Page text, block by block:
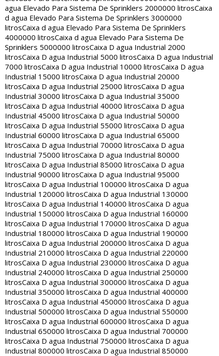
agua Elevado Para Sistema De Sprinklers 2000000 litrosCaixa
d agua Elevado Para Sistema De Sprinklers 3000000
litrosCaixa d agua Elevado Para Sistema De Sprinklers
4000000 litrosCaixa d agua Elevado Para Sistema De
Sprinklers 5000000 litrosCaixa D agua Industrial 2000
litrosCaixa D agua Industrial 5000 litrosCaixa D agua Industrial
7000 litrosCaixa D agua Industrial 10000 litrosCaixa D agua
Industrial 15000 litrosCaixa D agua Industrial 20000
litrosCaixa D agua Industrial 25000 litrosCaixa D agua
Industrial 30000 litrosCaixa D agua Industrial 35000
litrosCaixa D agua Industrial 40000 litrosCaixa D agua
Industrial 45000 litrosCaixa D agua Industrial 50000
litrosCaixa D agua Industrial 55000 litrosCaixa D agua
Industrial 60000 litrosCaixa D agua Industrial 65000
litrosCaixa D agua Industrial 70000 litrosCaixa D agua
Industrial 75000 litrosCaixa D agua Industrial 80000
litrosCaixa D agua Industrial 85000 litrosCaixa D agua
Industrial 90000 litrosCaixa D agua Industrial 95000
litrosCaixa D agua Industrial 100000 litrosCaixa D agua
Industrial 120000 litrosCaixa D agua Industrial 130000
litrosCaixa D agua Industrial 140000 litrosCaixa D agua
Industrial 150000 litrosCaixa D agua Industrial 160000
litrosCaixa D agua Industrial 170000 litrosCaixa D agua
Industrial 180000 litrosCaixa D agua Industrial 190000
litrosCaixa D agua Industrial 200000 litrosCaixa D agua
Industrial 210000 litrosCaixa D agua Industrial 220000
litrosCaixa D agua Industrial 230000 litrosCaixa D agua
Industrial 240000 litrosCaixa D agua Industrial 250000
litrosCaixa D agua Industrial 300000 litrosCaixa D agua
Industrial 350000 litrosCaixa D agua Industrial 400000
litrosCaixa D agua Industrial 450000 litrosCaixa D agua
Industrial 500000 litrosCaixa D agua Industrial 550000
litrosCaixa D agua Industrial 600000 litrosCaixa D agua
Industrial 650000 litrosCaixa D agua Industrial 700000
litrosCaixa D agua Industrial 750000 litrosCaixa D agua
Industrial 800000 litrosCaixa D agua Industrial 850000